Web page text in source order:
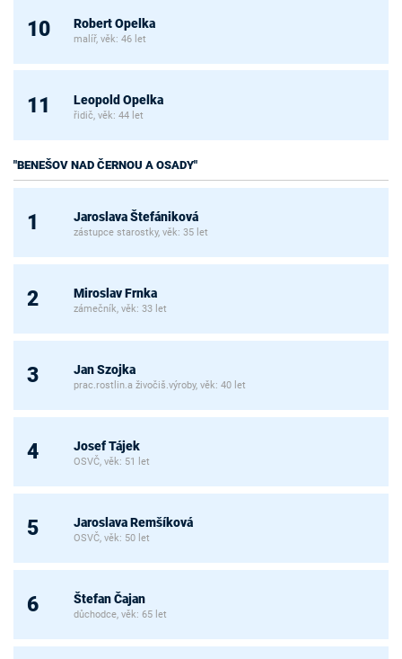
10 Robert Opelka
malíř, věk: 46 let
11 Leopold Opelka
řidič, věk: 44 let
"BENEŠOV NAD ČERNOU A OSADY"
1 Jaroslava Štefániková
zástupce starostky, věk: 35 let
2 Miroslav Frnka
zámečník, věk: 33 let
3 Jan Szojka
prac.rostlin.a živočiš.výroby, věk: 40 let
4 Josef Tájek
OSVČ, věk: 51 let
5 Jaroslava Remšíková
OSVČ, věk: 50 let
6 Štefan Čajan
důchodce, věk: 65 let